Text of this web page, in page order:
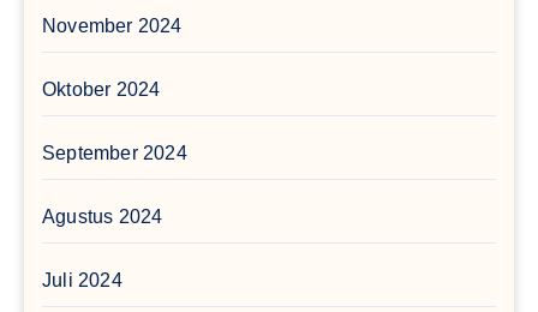
November 2024
Oktober 2024
September 2024
Agustus 2024
Juli 2024